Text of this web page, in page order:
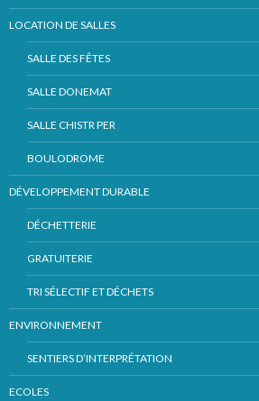
LOCATION DE SALLES
SALLE DES FÊTES
SALLE DONEMAT
SALLE CHISTR PER
BOULODROME
DÉVELOPPEMENT DURABLE
DÉCHETTERIE
GRATUITERIE
TRI SÉLECTIF ET DÉCHETS
ENVIRONNEMENT
SENTIERS D’INTERPRÉTATION
ECOLES